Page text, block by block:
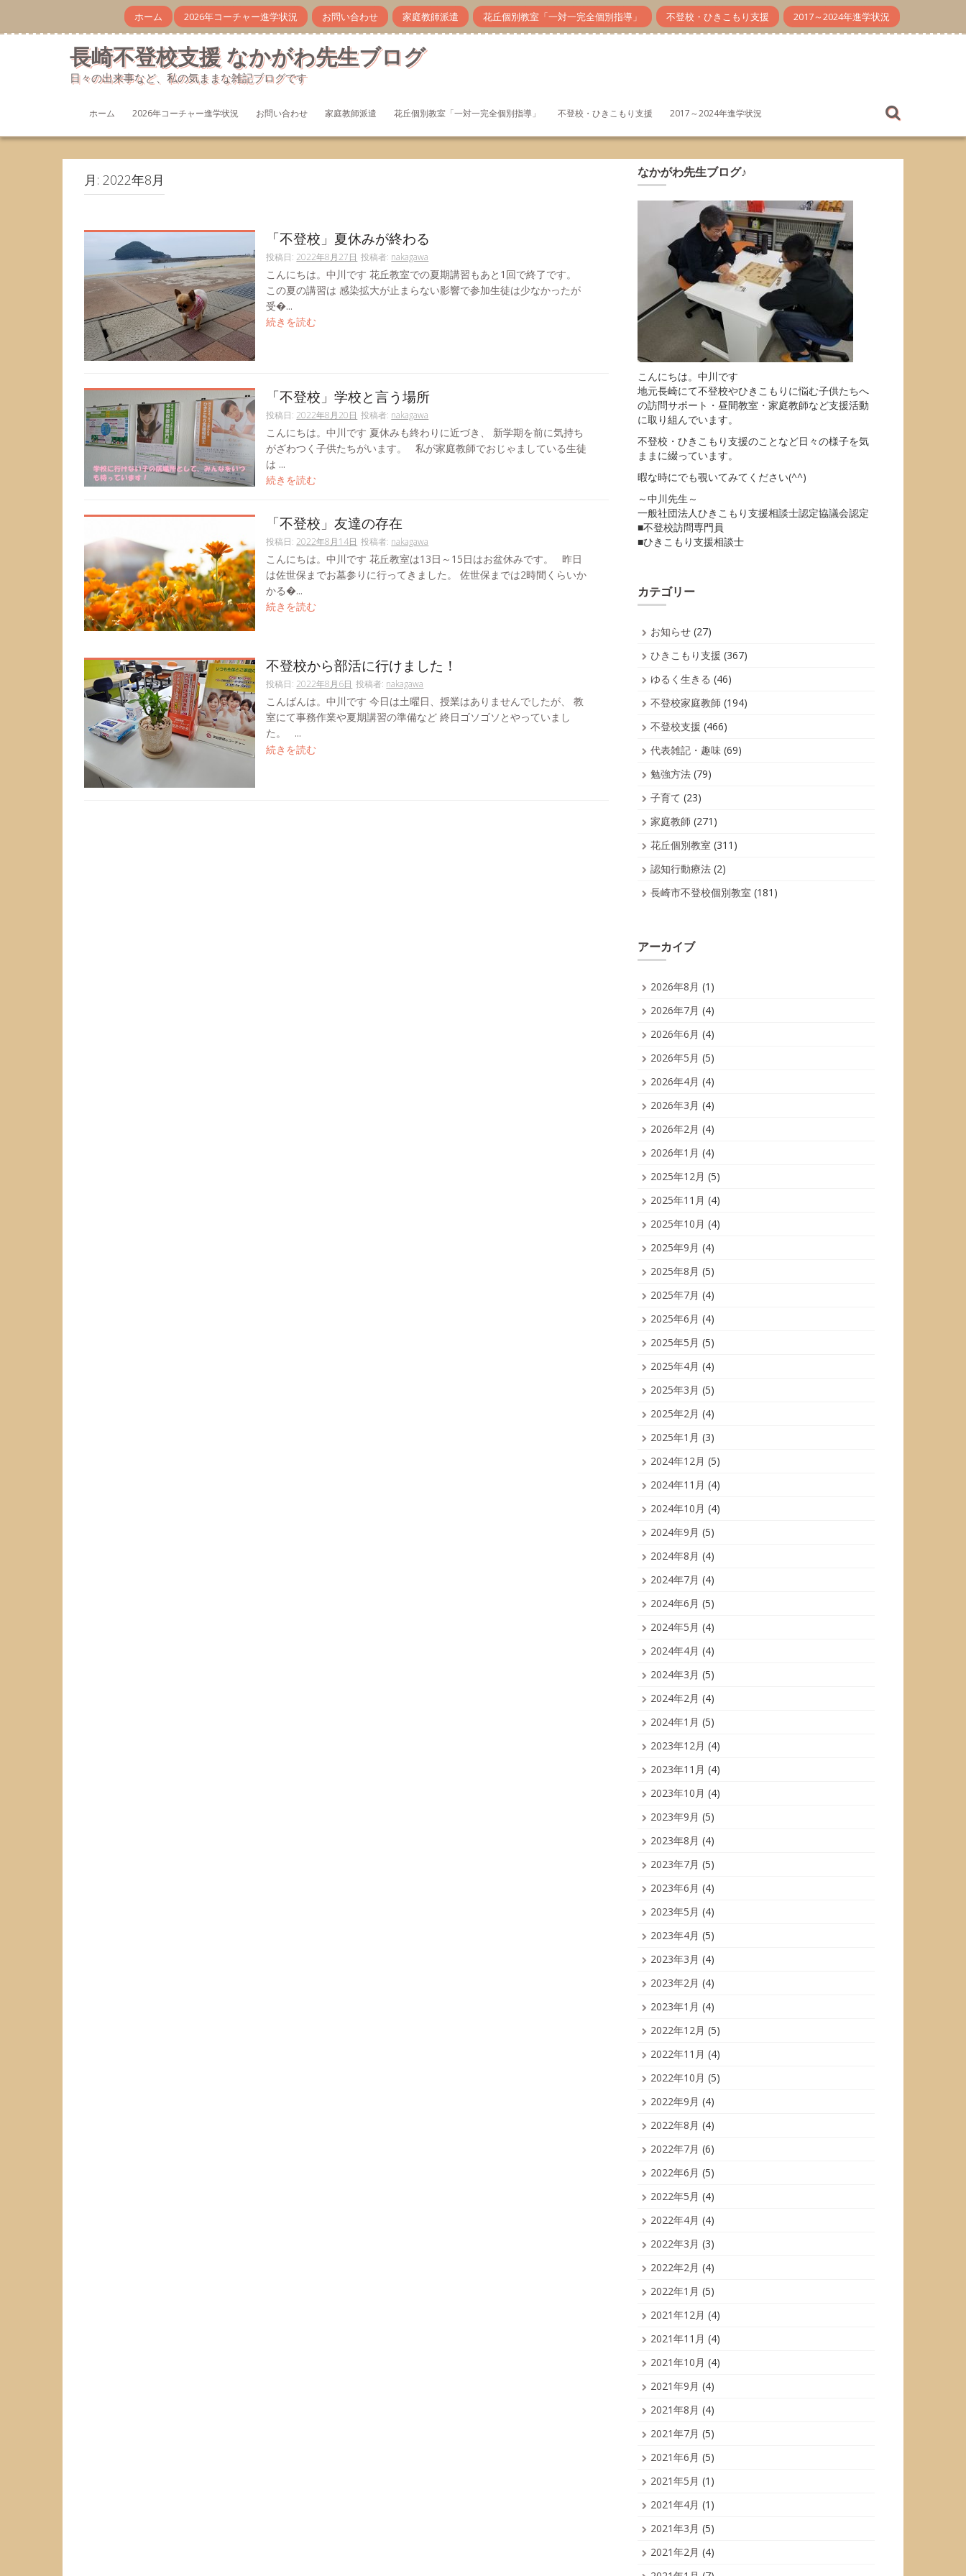
テ
プ
ホーム 2026年コーチャー進学状況 お問い合わせ 家庭教師派遣 花丘個別教室「一対一完全個別指導」 不登校・ひきこもり支援 2017～2024年進学状況
長崎不登校支援 なかがわ先生ブログ
日々の出来事など、私の気ままな雑記ブログです
ホーム 2026年コーチャー進学状況 お問い合わせ 家庭教師派遣 花丘個別教室「一対一完全個別指導」 不登校・ひきこもり支援 2017～2024年進学状況
月: 2022年8月
「不登校」夏休みが終わる
投稿日: 2022年8月27日 投稿者: nakagawa
こんにちは。中川です 花丘教室での夏期講習もあと1回で終了です。
この夏の講習は 感染拡大が止まらない影響で参加生徒は少なかったが
受�...
続きを読む
「不登校」学校と言う場所
投稿日: 2022年8月20日 投稿者: nakagawa
こんにちは。中川です 夏休みも終わりに近づき、 新学期を前に気持ち
がざわつく子供たちがいます。 私が家庭教師でおじゃましている生徒
は ...
続きを読む
「不登校」友達の存在
投稿日: 2022年8月14日 投稿者: nakagawa
こんにちは。中川です 花丘教室は13日～15日はお盆休みです。 昨日
は佐世保までお墓参りに行ってきました。 佐世保までは2時間くらいか
かる�...
続きを読む
不登校から部活に行けました！
投稿日: 2022年8月6日 投稿者: nakagawa
こんばんは。中川です 今日は土曜日、授業はありませんでしたが、 教
室にて事務作業や夏期講習の準備など 終日ゴソゴソとやっていまし
た。 ...
続きを読む
なかがわ先生ブログ♪
こんにちは。中川です
地元長崎にて不登校やひきこもりに悩む子供たちへ
の訪問サポート・昼間教室・家庭教師など支援活動
に取り組んでいます。
不登校・ひきこもり支援のことなど日々の様子を気
ままに綴っています。
暇な時にでも覗いてみてください(^^)
～中川先生～
一般社団法人ひきこもり支援相談士認定協議会認定
■不登校訪問専門員
■ひきこもり支援相談士
カテゴリー
お知らせ (27)
ひきこもり支援 (367)
ゆるく生きる (46)
不登校家庭教師 (194)
不登校支援 (466)
代表雑記・趣味 (69)
勉強方法 (79)
子育て (23)
家庭教師 (271)
花丘個別教室 (311)
認知行動療法 (2)
長崎市不登校個別教室 (181)
アーカイブ
2026年8月 (1)
2026年7月 (4)
2026年6月 (4)
2026年5月 (5)
2026年4月 (4)
2026年3月 (4)
2026年2月 (4)
2026年1月 (4)
2025年12月 (5)
2025年11月 (4)
2025年10月 (4)
2025年9月 (4)
2025年8月 (5)
2025年7月 (4)
2025年6月 (4)
2025年5月 (5)
2025年4月 (4)
2025年3月 (5)
2025年2月 (4)
2025年1月 (3)
2024年12月 (5)
2024年11月 (4)
2024年10月 (4)
2024年9月 (5)
2024年8月 (4)
2024年7月 (4)
2024年6月 (5)
2024年5月 (4)
2024年4月 (4)
2024年3月 (5)
2024年2月 (4)
2024年1月 (5)
2023年12月 (4)
2023年11月 (4)
2023年10月 (4)
2023年9月 (5)
2023年8月 (4)
2023年7月 (5)
2023年6月 (4)
2023年5月 (4)
2023年4月 (5)
2023年3月 (4)
2023年2月 (4)
2023年1月 (4)
2022年12月 (5)
2022年11月 (4)
2022年10月 (5)
2022年9月 (4)
2022年8月 (4)
2022年7月 (6)
2022年6月 (5)
2022年5月 (4)
2022年4月 (4)
2022年3月 (3)
2022年2月 (4)
2022年1月 (5)
2021年12月 (4)
2021年11月 (4)
2021年10月 (4)
2021年9月 (4)
2021年8月 (4)
2021年7月 (5)
2021年6月 (5)
2021年5月 (1)
2021年4月 (1)
2021年3月 (5)
2021年2月 (4)